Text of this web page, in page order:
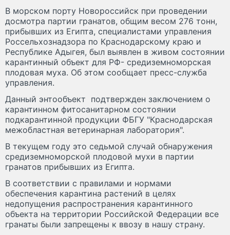
В морском порту Новороссийск при проведении
досмотра партии гранатов, общим весом 276 тонн,
прибывших из Египта, специалистами управления
Россельхознадзора по Краснодарскому краю и
Республике Адыгея, был выявлен в живом состоянии
карантинный объект для РФ- средиземноморская
плодовая муха. Об этом сообщает пресс-служба
управления.
Данный энтообъект подтвержден заключением о
карантинном фитосанитарном состоянии
подкарантинной продукции ФБГУ "Краснодарская
межобластная ветеринарная лаборатория".
В текущем году это седьмой случай обнаружения
средиземноморской плодовой мухи в партии
гранатов прибывших из Египта.
В соответствии с правилами и нормами
обеспечения карантина растений в целях
недопущения распространения карантинного
объекта на территории Российской Федерации все
гранаты были запрещены к ввозу в нашу страну.